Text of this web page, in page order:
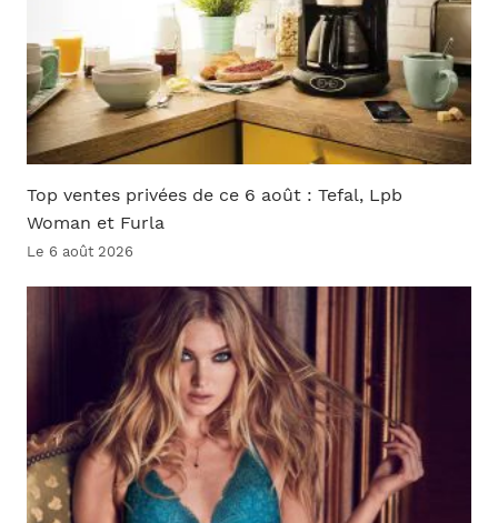
Top ventes privées de ce 6 août : Tefal, Lpb
Woman et Furla
Le 6 août 2026